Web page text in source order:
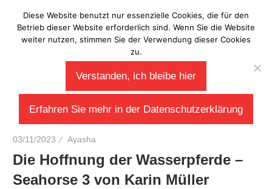
Inhalt
springen
Laberladen
03/11/2023 Ayasha
Die Hoffnung der Wasserpferde –
Seahorse 3 von Karin Müller
Diese Website benutzt nur essenzielle Cookies, die für den
Betrieb dieser Website erforderlich sind. Wenn Sie die Website
weiter nutzen, stimmen Sie der Verwendung dieser Cookies
zu.
Verstanden, ich bleibe hier
Erfahren Sie mehr in der Datenschutzerklärung